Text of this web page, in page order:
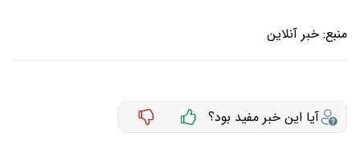
منبع: خبر آنلاین
آیا این خبر مفید بود؟